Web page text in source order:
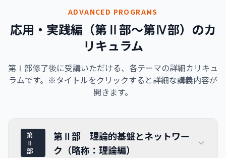
ADVANCED PROGRAMS
応用・実践編（第Ⅱ部〜第Ⅳ部）のカ
リキュラム
第Ⅰ部修了後に受講いただける、各テーマの詳細カリキュ
ラムです。※タイトルをクリックすると詳細な講義内容が
開きます。
第
Ⅱ
部
第Ⅱ部 理論的基盤とネットワー
ク（略称：理論編）